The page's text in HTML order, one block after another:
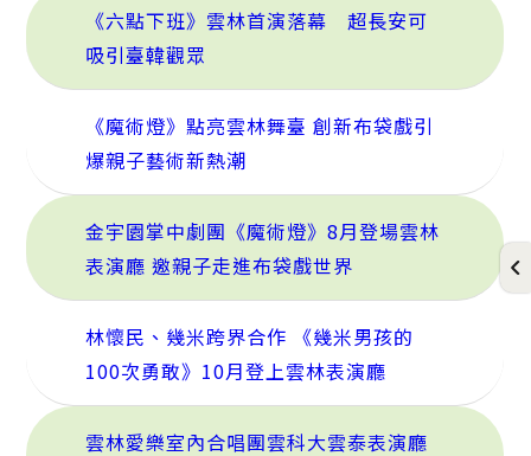
《六點下班》雲林首演落幕 超長安可
吸引臺韓觀眾
《魔術燈》點亮雲林舞臺 創新布袋戲引
爆親子藝術新熱潮
金宇園掌中劇團《魔術燈》8月登場雲林
表演廳 邀親子走進布袋戲世界
林懷民、幾米跨界合作 《幾米男孩的
100次勇敢》10月登上雲林表演廳
雲林愛樂室內合唱團雲科大雲泰表演廳